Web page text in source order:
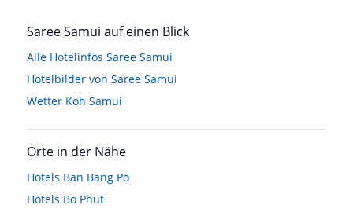
Saree Samui auf einen Blick
Alle Hotelinfos Saree Samui
Hotelbilder von Saree Samui
Wetter Koh Samui
Orte in der Nähe
Hotels Ban Bang Po
Hotels Bo Phut